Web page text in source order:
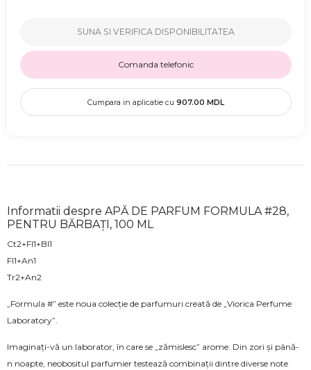
SUNA SI VERIFICA DISPONIBILITATEA
Comanda telefonic
Cumpara in aplicatie cu 907.00 MDL
Informatii despre APĂ DE PARFUM FORMULA #28,
PENTRU BĂRBAȚI, 100 ML
Ct2+Fl1+Bl1
Fl1+An1
Tr2+An2
„Formula #” este noua colecție de parfumuri creată de „Viorica Perfume
Laboratory”.
Imaginați-vă un laborator, în care se „zămislesc” arome. Din zori și până-
n noapte, neobositul parfumier testează combinații dintre diverse note